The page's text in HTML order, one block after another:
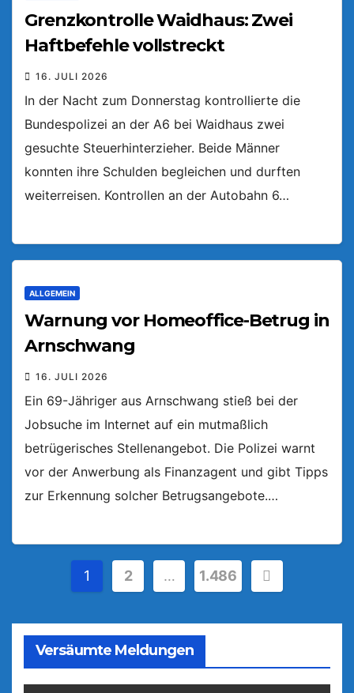
Grenzkontrolle Waidhaus: Zwei
Haftbefehle vollstreckt
16. JULI 2026
In der Nacht zum Donnerstag kontrollierte die
Bundespolizei an der A6 bei Waidhaus zwei
gesuchte Steuerhinterzieher. Beide Männer
konnten ihre Schulden begleichen und durften
weiterreisen. Kontrollen an der Autobahn 6…
ALLGEMEIN
Warnung vor Homeoffice-Betrug in
Arnschwang
16. JULI 2026
Ein 69-Jähriger aus Arnschwang stieß bei der
Jobsuche im Internet auf ein mutmaßlich
betrügerisches Stellenangebot. Die Polizei warnt
vor der Anwerbung als Finanzagent und gibt Tipps
zur Erkennung solcher Betrugsangebote.…
Seitennummerierung
Beiträge
1 2 … 1.486
Versäumte Meldungen